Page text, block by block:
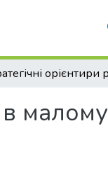
в малому